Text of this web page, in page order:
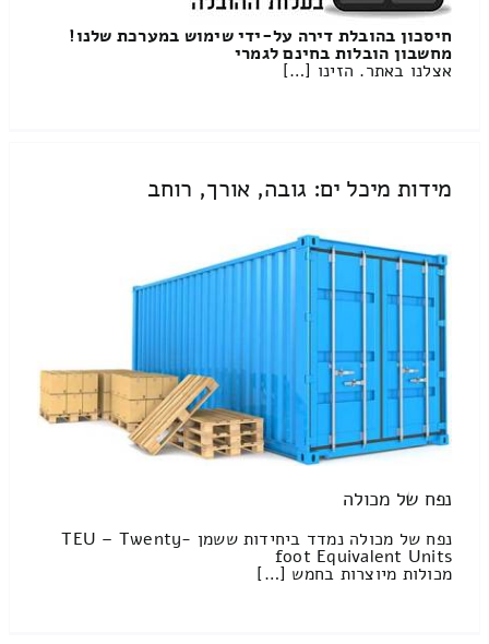
חיסכון בהובלת דירה על-ידי שימוש במערכת שלנו!
מחשבון הובלות בחינם לגמרי
אצלנו באתר. הזינו […]
מידות מיכל ים: גובה, אורך, רוחב
נפח של מכולה
נפח של מכולה נמדד ביחידות ששמן TEU – Twenty-
foot Equivalent Units
מכולות מיוצרות בחמש […]